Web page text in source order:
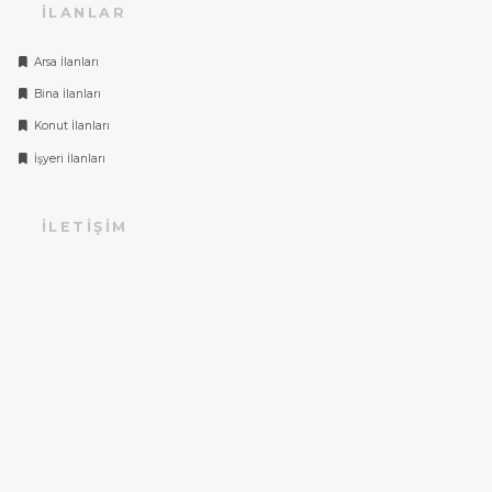
İLANLAR
Arsa İlanları
Bina İlanları
Konut İlanları
İşyeri İlanları
İLETIŞIM